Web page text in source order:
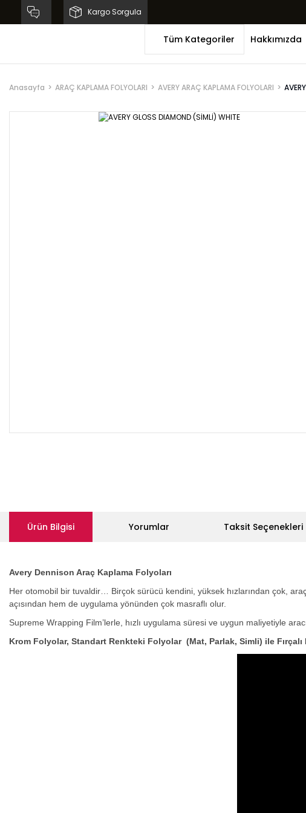
Kargo Sorgula
Tüm Kategoriler Hakkımızda
Anasayfa ARAÇ KAPLAMA FOLYOLARI AVERY ARAÇ KAPLAMA FOLYOLARI
Ürün Bilgisi Yorumlar Taksit Seçenekleri
Avery Dennison Araç Kaplama Folyoları
Her otomobil bir tuvaldir… Birçok sürücü kendini, yüksek hızlarından çok,
açısından hem de uygulama yönünden çok masraflı olur.
Supreme Wrapping Film’lerle, hızlı uygulama süresi ve uygun maliyetiyle
Krom Folyolar, Standart Renkteki Folyolar (Mat, Parlak, Simli) ile